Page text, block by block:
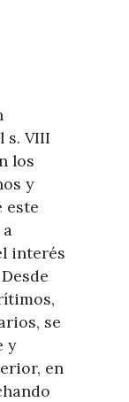
s. VIII
los
y
este
interés
se
y
en